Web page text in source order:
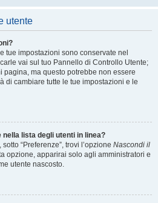
utente
tue impostazioni sono conservate nel
vai sul tuo Pannello di Controllo Utente;
pagina, ma questo potrebbe non essere
di cambiare tutte le tue impostazioni e le
lista degli utenti in linea?
“Preferenze”, trovi l’opzione Nascondi il
opzione, apparirai solo agli amministratori e
utente nascosto.